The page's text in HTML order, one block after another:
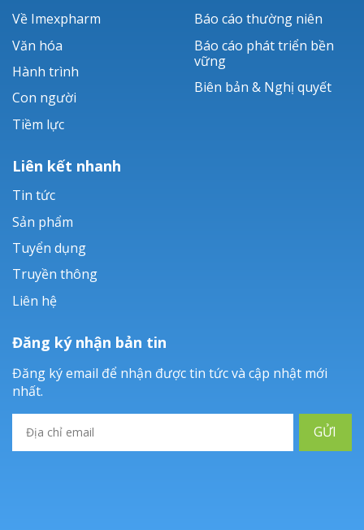
Về Imexpharm
Văn hóa
Hành trình
Con người
Tiềm lực
Báo cáo thường niên
Báo cáo phát triển bền
vững
Biên bản & Nghị quyết
Liên kết nhanh
Tin tức
Sản phẩm
Tuyển dụng
Truyền thông
Liên hệ
Đăng ký nhận bản tin
Đăng ký email để nhận được tin tức và cập nhật mới
nhất.
GỬI